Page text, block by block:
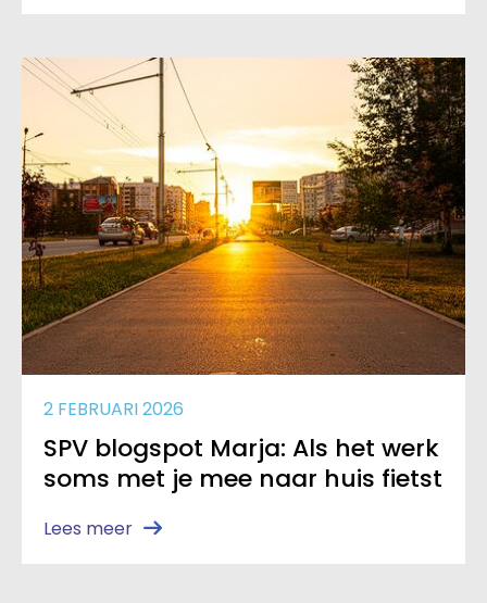
2 FEBRUARI 2026
SPV blogspot Marja: Als het werk
soms met je mee naar huis fietst
Lees meer